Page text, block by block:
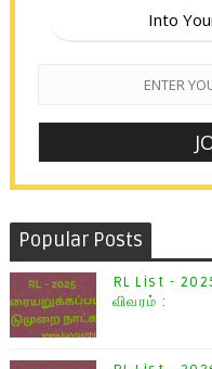
Into
Popular Posts
RL List -
விவரம் :